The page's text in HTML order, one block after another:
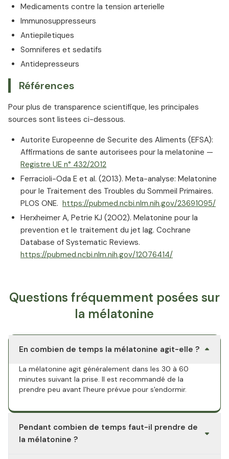
Medicaments contre la tension arterielle
Immunosuppresseurs
Antiepiletiques
Somniferes et sedatifs
Antidepresseurs
Références
Pour plus de transparence scientifique, les principales
sources sont listees ci-dessous.
Autorite Europeenne de Securite des Aliments (EFSA):
Affirmations de sante autorisees pour la melatonine —
Registre UE n° 432/2012
Ferracioli-Oda E et al. (2013). Meta-analyse: Melatonine
pour le Traitement des Troubles du Sommeil Primaires.
PLOS ONE. https://pubmed.ncbi.nlm.nih.gov/23691095/
Herxheimer A, Petrie KJ (2002). Melatonine pour la
prevention et le traitement du jet lag. Cochrane
Database of Systematic Reviews.
https://pubmed.ncbi.nlm.nih.gov/12076414/
Questions fréquemment posées sur
la mélatonine
En combien de temps la mélatonine agit-elle ?
La mélatonine agit généralement dans les 30 à 60
minutes suivant la prise. Il est recommandé de la
prendre peu avant l'heure prévue pour s'endormir.
Pendant combien de temps faut-il prendre de
la mélatonine ?